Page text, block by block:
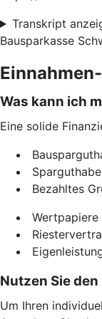
Transkript
Bausparkasse
Was kann ich
Eine solide
Bezahltes
Wertpapiere
Nutzen Sie
Um Ihren